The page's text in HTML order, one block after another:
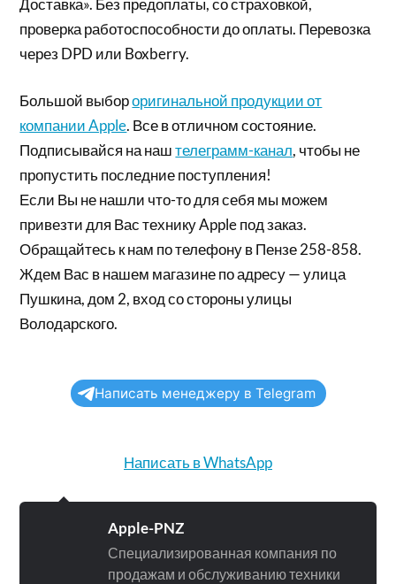
Доставка». Без предоплаты, со страховкой,
проверка работоспособности до оплаты. Перевозка
через DPD или Boxberry.
Большой выбороригинальной продукции от
компании Apple. Все в отличном состояние.
Подписывайся на наштелеграмм-канал, чтобы не
пропустить последние поступления!
Если Вы не нашли что-то для себя мы можем
привезти для Вас технику Apple под заказ.
Обращайтесь к нам по телефону в Пензе 258-858.
Ждем Вас в нашем магазине по адресу — улица
Пушкина, дом 2, вход со стороны улицы
Володарского.
Написать менеджеру в Telegram
Написать в WhatsApp
Apple-PNZ
Специализированная компания по
продажам и обслуживанию техники